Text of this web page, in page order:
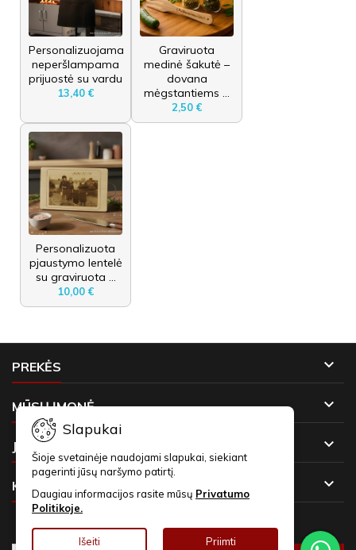
Personalizuojama
neperšlampama
prijuostė su vardu
13,40 €
Graviruota
medinė šakutė –
dovana
mėgstantiems ...
2,50 €
Personalizuota
pjaustymo lentelė
su graviruota ...
10,00 €
PREKĖS 
MŪSŲ ĮMONĖ 
JŪSŲ PASKYRA 
KONTAKTAI 
Slapukai
Šioje svetainėje naudojami slapukai, siekiant
pagerinti jūsų naršymo patirtį.
Daugiau informacijos rasite mūsų Privatumo
Politikoje.
Išeiti Priimti
NAUJIENLAIŠKIAI